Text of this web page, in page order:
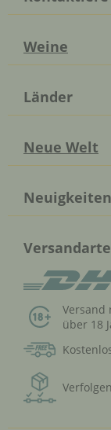
Weine
Länder
Neue Welt
Neuigkeiten
Versand
über 18